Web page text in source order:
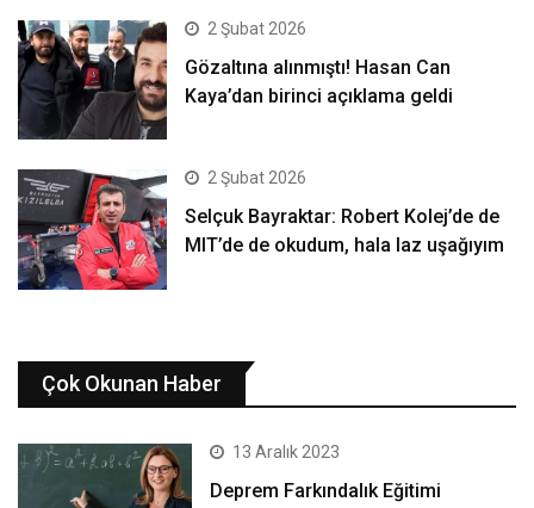
2 Şubat 2026
Gözaltına alınmıştı! Hasan Can
Kaya’dan birinci açıklama geldi
2 Şubat 2026
Selçuk Bayraktar: Robert Kolej’de de
MIT’de de okudum, hala laz uşağıyım
Çok Okunan Haber
13 Aralık 2023
Deprem Farkındalık Eğitimi